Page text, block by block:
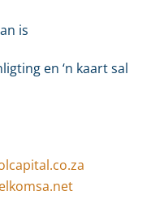
is
en ‘n kaart sal